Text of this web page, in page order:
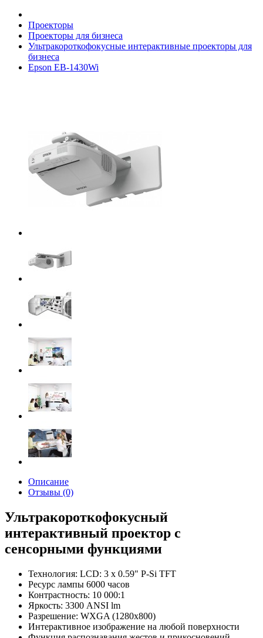
Проекторы
Проекторы для бизнеса
Ультракороткофокусные интерактивные проекторы для
бизнеса
Epson EB-1430Wi
Описание
Отзывы (0)
Ультракороткофокусный
интерактивный проектор с
сенсорными функциями
Технология: LCD: 3 х 0.59" P-Si TFT
Ресурс лампы 6000 часов
Контрастность: 10 000:1
Яркость: 3300 ANSI lm
Разрешение: WXGA (1280х800)
Интерактивное изображение на любой поверхности